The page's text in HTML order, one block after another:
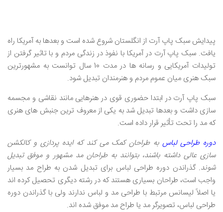
پیدایش سبک پاپ آرت از انگلستان شروع شده است و بعدها به آمریکا راه
یافت. سبک پاپ آرت در آمریکا با نفوذ در زندگی مردم و با تاثیر گرفتن از
تولیدات آمریکایی و رسانه ها در مدت 10 سال توانست به مشهورترین
سبک هنری میان عموم مردم و هنرمندان تبدیل شود.
سبک پاپ آرت در ابتدا حضوری قوی در هنرهایی مانند نقاشی و مجسمه
سازی داشت و بعدها تبدیل شد به یکی از معروف ترین جنبش های هنری
که مد را تحت تأثیر قرار داده است.
دوره طراحی لباس به طراحان کمک می کند که ایده پردازی و کالکشن
سازی عالی داشته باشند، بتوانند به طراحان مد مشهور و موفق تبدیل
شوند.گذراندن دوره طراحی لباس برای تبدیل شدن به طراح مد بسیار
واجب است، طراحان بسیاری هستند که در رشته دیگری تحصیل کرده اند
یا اصلاً لیسانس مرتبط با طراحی مد و لباس ندارند ولی با گذراندن دوره
طراحی لباس، تصویرگر مد یا طراح مد موفق شده اند.